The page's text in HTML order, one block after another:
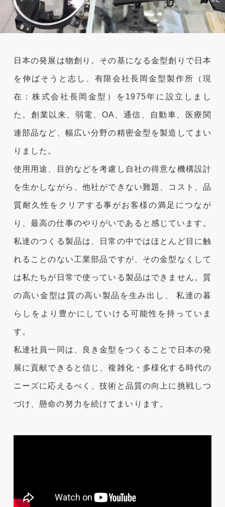
日本の発展は物創り。その基になる金型創りで日本
を伸ばそうと志し、有限会社長岡金型製作所（現
在：株式会社長岡金型）を1975年に設立しまし
た。創業以来、弱電、OA、通信、自動車、医療関
連部品など、幅広い分野の精密金型を製造してまい
りました。
使用用途、目的などを考慮し自社の得意な機構設計
を生かしながら、他社ができない難題、コスト、品
質耐久性をクリアする事がお客様の満足につなが
り、最高の仕事のやりがいであると感じています。
私達のつくる製品は、日常の中ではほとんど目に触
れることのない工業部品ですが、その金型なくして
は私たちが日常で使っている製品はできません。質
の高い金型は質の高い製品を生み出し、 私達の暮
らしをより豊かにしていける可能性を持っていま
す。
私達社員一同は、良き金型をつくることで日本の発
展に貢献できると信じ、複雑化・多様化する時代の
ニーズに応えるべく、技術と品質の向上に挑戦しつ
づけ、懸命の努力を続けてまいります。